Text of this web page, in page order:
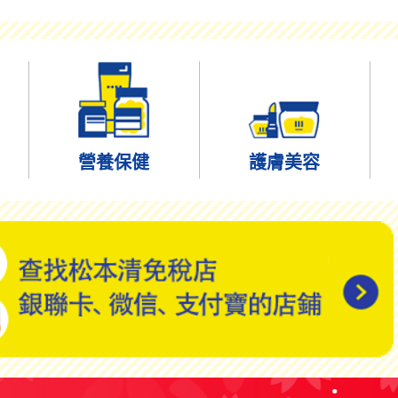
營養保健 護膚美容